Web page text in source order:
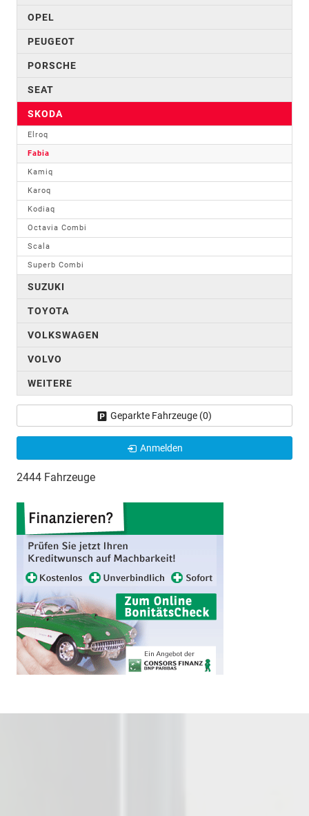
OPEL
PEUGEOT
PORSCHE
SEAT
SKODA
Elroq
Fabia
Kamiq
Karoq
Kodiaq
Octavia Combi
Scala
Superb Combi
SUZUKI
TOYOTA
VOLKSWAGEN
VOLVO
WEITERE
Geparkte Fahrzeuge (0)
Anmelden
2444 Fahrzeuge